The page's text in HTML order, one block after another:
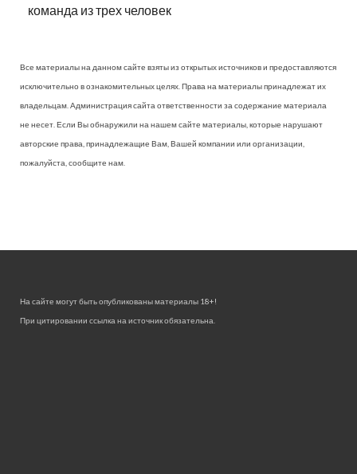
команда из трех человек
Все материалы на данном сайте взяты из открытых источников и предоставляются
исключительно в ознакомительных целях. Права на материалы принадлежат их
владельцам. Администрация сайта ответственности за содержание материала
не несет. Если Вы обнаружили на нашем сайте материалы, которые нарушают
авторские права, принадлежащие Вам, Вашей компании или организации,
пожалуйста, сообщите нам.
На сайте могут быть опубликованы материалы 18+!
При цитировании ссылка на источник обязательна.